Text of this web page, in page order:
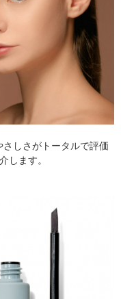
しさがトータルで評価
します。